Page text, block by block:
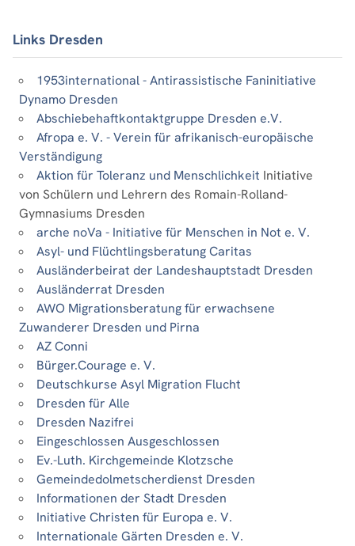
Links Dresden
1953international - Antirassistische Faninitiative
Dynamo Dresden
Abschiebehaftkontaktgruppe Dresden e.V.
Afropa e. V. - Verein für afrikanisch-europäische
Verständigung
Aktion für Toleranz und Menschlichkeit Initiative
von Schülern und Lehrern des Romain-Rolland-
Gymnasiums Dresden
arche noVa - Initiative für Menschen in Not e. V.
Asyl- und Flüchtlingsberatung Caritas
Ausländerbeirat der Landeshauptstadt Dresden
Ausländerrat Dresden
AWO Migrationsberatung für erwachsene
Zuwanderer Dresden und Pirna
AZ Conni
Bürger.Courage e. V.
Deutschkurse Asyl Migration Flucht
Dresden für Alle
Dresden Nazifrei
Eingeschlossen Ausgeschlossen
Ev.-Luth. Kirchgemeinde Klotzsche
Gemeindedolmetscherdienst Dresden
Informationen der Stadt Dresden
Initiative Christen für Europa e. V.
Internationale Gärten Dresden e. V.